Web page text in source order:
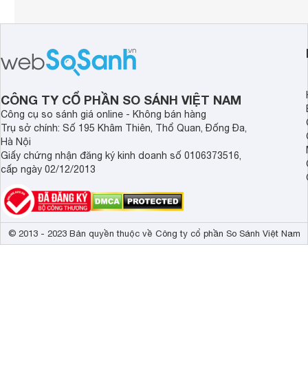
CÔNG TY CỔ PHẦN SO SÁNH VIỆT NAM
Công cụ so sánh giá online - Không bán hàng
Trụ sở chính: Số 195 Khâm Thiên, Thổ Quan, Đống Đa,
Hà Nội
Giấy chứng nhận đăng ký kinh doanh số 0106373516,
cấp ngày 02/12/2013
© 2013 - 2023 Bản quyền thuộc về Công ty cổ phần So Sánh Việt Nam